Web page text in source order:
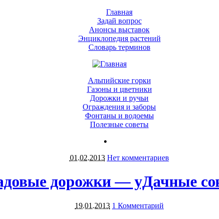
Главная
Задай вопрос
Анонсы выставок
Энциклопедия растений
Словарь терминов
Альпийские горки
Газоны и цветники
Дорожки и ручьи
Ограждения и заборы
Фонтаны и водоемы
Полезные советы
01.02.2013 Нет комментариев
дорожки — уДачные
19.01.2013 1 Комментарий